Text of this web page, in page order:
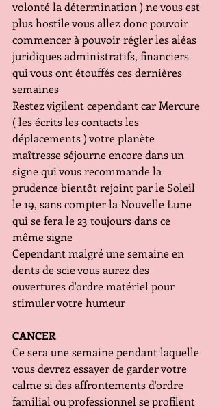
volonté la détermination ) ne vous est
plus hostile vous allez donc pouvoir
commencer à pouvoir régler les aléas
juridiques administratifs, financiers
qui vous ont étouffés ces dernières
semaines
Restez vigilent cependant car Mercure
( les écrits les contacts les
déplacements ) votre planète
maîtresse séjourne encore dans un
signe qui vous recommande la
prudence bientôt rejoint par le Soleil
le 19, sans compter la Nouvelle Lune
qui se fera le 23 toujours dans ce
même signe
Cependant malgré une semaine en
dents de scie vous aurez des
ouvertures d'ordre matériel pour
stimuler votre humeur
CANCER
Ce sera une semaine pendant laquelle
vous devrez essayer de garder votre
calme si des affrontements d'ordre
familial ou professionnel se profilent